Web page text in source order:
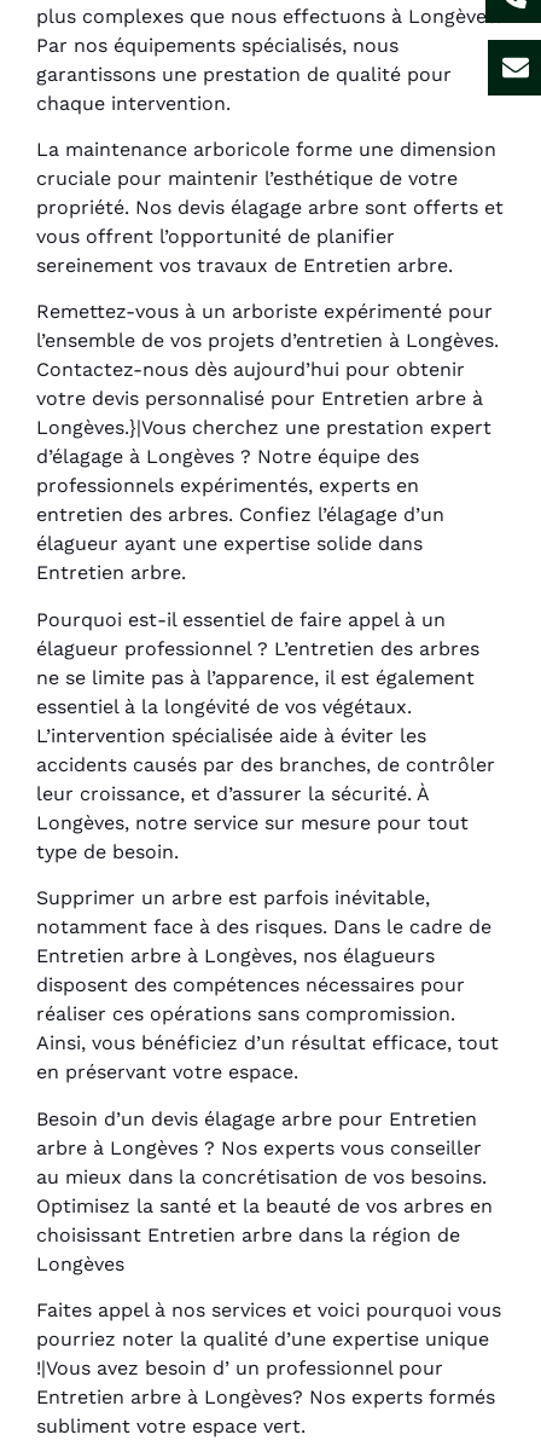
plus complexes que nous effectuons à Longèves.
Par nos équipements spécialisés, nous
garantissons une prestation de qualité pour
chaque intervention.
La maintenance arboricole forme une dimension
cruciale pour maintenir l’esthétique de votre
propriété. Nos devis élagage arbre sont offerts et
vous offrent l’opportunité de planifier
sereinement vos travaux de Entretien arbre.
Remettez-vous à un arboriste expérimenté pour
l’ensemble de vos projets d’entretien à Longèves.
Contactez-nous dès aujourd’hui pour obtenir
votre devis personnalisé pour Entretien arbre à
Longèves.}|Vous cherchez une prestation expert
d’élagage à Longèves ? Notre équipe des
professionnels expérimentés, experts en
entretien des arbres. Confiez l’élagage d’un
élagueur ayant une expertise solide dans
Entretien arbre.
Pourquoi est-il essentiel de faire appel à un
élagueur professionnel ? L’entretien des arbres
ne se limite pas à l’apparence, il est également
essentiel à la longévité de vos végétaux.
L’intervention spécialisée aide à éviter les
accidents causés par des branches, de contrôler
leur croissance, et d’assurer la sécurité. À
Longèves, notre service sur mesure pour tout
type de besoin.
Supprimer un arbre est parfois inévitable,
notamment face à des risques. Dans le cadre de
Entretien arbre à Longèves, nos élagueurs
disposent des compétences nécessaires pour
réaliser ces opérations sans compromission.
Ainsi, vous bénéficiez d’un résultat efficace, tout
en préservant votre espace.
Besoin d’un devis élagage arbre pour Entretien
arbre à Longèves ? Nos experts vous conseiller
au mieux dans la concrétisation de vos besoins.
Optimisez la santé et la beauté de vos arbres en
choisissant Entretien arbre dans la région de
Longèves
Faites appel à nos services et voici pourquoi vous
pourriez noter la qualité d’une expertise unique
!|Vous avez besoin d’ un professionnel pour
Entretien arbre à Longèves? Nos experts formés
subliment votre espace vert.